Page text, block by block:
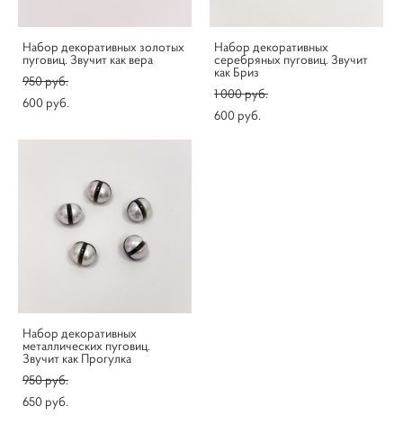
Набор декоративных золотых
пуговиц. Звучит как вера
950 pуб.
600 pуб.
Набор декоративных
серебряных пуговиц. Звучит
как Бриз
1 000 pуб.
600 pуб.
Набор декоративных
металлических пуговиц.
Звучит как Прогулка
950 pуб.
650 pуб.